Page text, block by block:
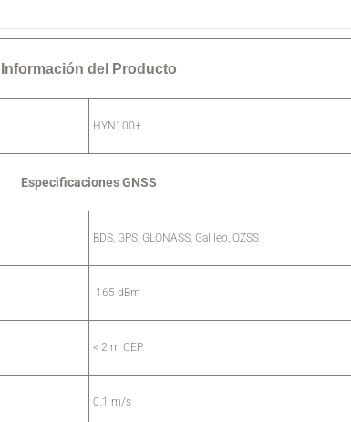
Información del Producto
HYN100+
Especificaciones GNSS
BDS, GPS, GLONASS, Galileo, QZSS
-165 dBm
< 2 m CEP
0.1 m/s